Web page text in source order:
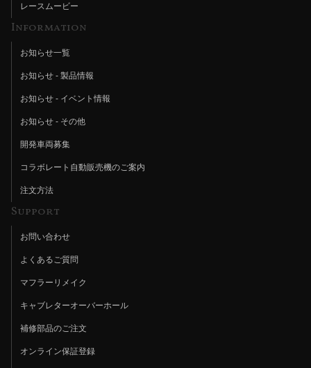
レースムービー
Information
お知らせ一覧
お知らせ - 製品情報
お知らせ - イベント情報
お知らせ - その他
開発車両募集
コラボレート自動販売機のご案内
注文方法
Support
お問い合わせ
よくあるご質問
マフラーリメイク
キャブレターオーバーホール
補修部品のご注文
オンライン保証登録